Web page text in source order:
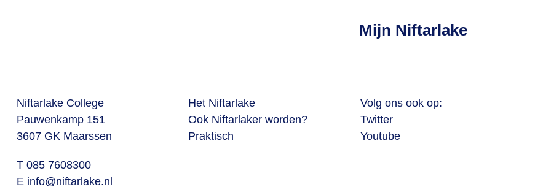
Mijn Niftarlake
Niftarlake College
Pauwenkamp 151
3607 GK Maarssen
T 085 7608300
E info@niftarlake.nl
Het Niftarlake
Ook Niftarlaker worden?
Praktisch
Volg ons ook op:
Twitter
Youtube